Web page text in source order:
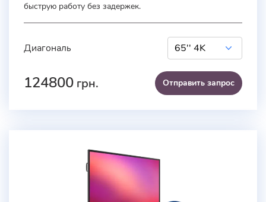
быструю работу без задержек.
Диагональ
124800 грн. Отправить запроc